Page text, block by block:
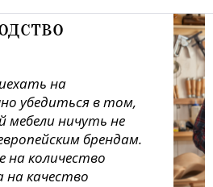
на
убедиться в том,
мебели ничуть не
брендам.
на количество
на качество